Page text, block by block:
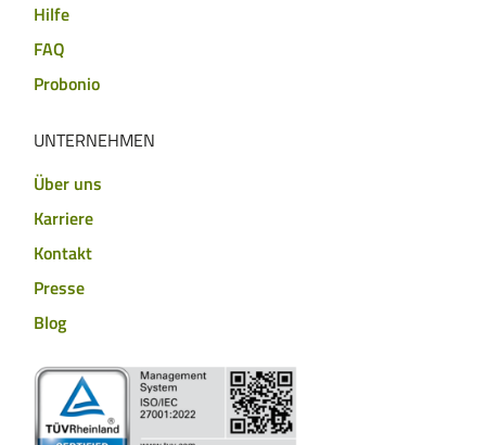
Hilfe
FAQ
Probonio
UNTERNEHMEN
Über uns
Karriere
Kontakt
Presse
Blog